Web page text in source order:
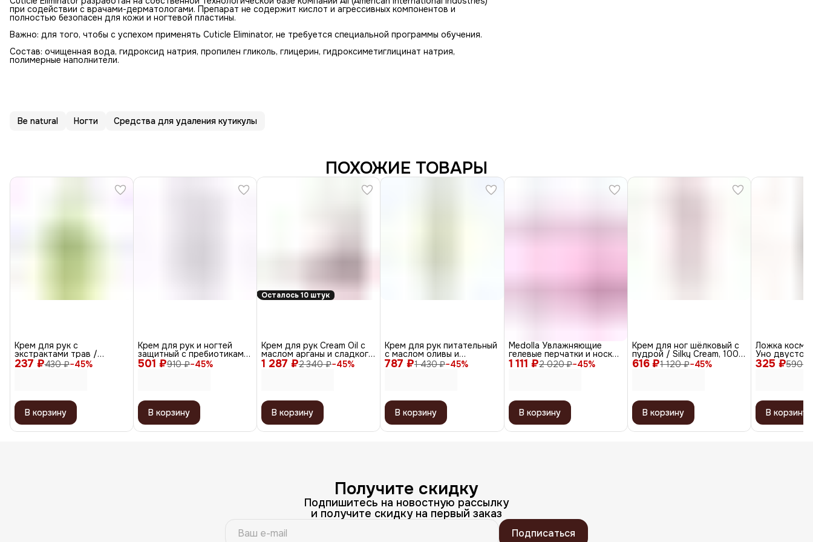
при содействии с врачами-дерматологами. Препарат не содержит кислот и агрессивных компонентов и
полностью безопасен для кожи и ногтевой пластины.
Важно: для того, чтобы с успехом применять Cuticle Eliminator, не требуется специальной программы обучения.
Состав: очищенная вода, гидроксид натрия, пропилен гликоль, глицерин, гидроксиметиглицинат натрия,
полимерные наполнители.
Be natural Ногти Средства для удаления кутикулы
ПОХОЖИЕ ТОВАРЫ
237 ₽430 ₽−45%
Крем для рук с
экстрактами трав /
Intensive Herb Hand Cream,
20 мл
В корзину
501 ₽910 ₽−45%
Крем для рук и ногтей
защитный с пребиотиками
и ниацинамидом / Vita
Care Cream, 100 мл
В корзину
Осталось 10 штук
1 287 ₽2 340 ₽−45%
Крем для рук Cream Oil с
маслом арганы и сладкого
миндаля, 550 мл
В корзину
787 ₽1 430 ₽−45%
Крем для рук питательный
с маслом оливы и
витамином Е / Nutrition
Complex Cream, 150 мл
В корзину
1 111 ₽2 020 ₽−45%
Medolla Увлажняющие
гелевые перчатки и носки
1940-1NBR-D
В корзину
616 ₽1 120 ₽−45%
Крем для ног шёлковый с
пудрой / Silky Cream, 100
мл
В корзину
325 ₽590 ₽
Ложка
Уно
Classic FP-
глянцевая,
В корзину
Получите скидку
Подпишитесь на новостную рассылку
и получите скидку на первый заказ
Подписаться